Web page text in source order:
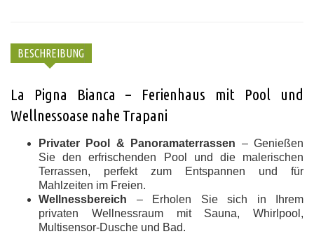
BESCHREIBUNG
La Pigna Bianca – Ferienhaus mit Pool und
Wellnessoase nahe Trapani
Privater Pool & Panoramaterrassen – Genießen
Sie den erfrischenden Pool und die malerischen
Terrassen, perfekt zum Entspannen und für
Mahlzeiten im Freien.
Wellnessbereich – Erholen Sie sich in Ihrem
privaten Wellnessraum mit Sauna, Whirlpool,
Multisensor-Dusche und Bad.